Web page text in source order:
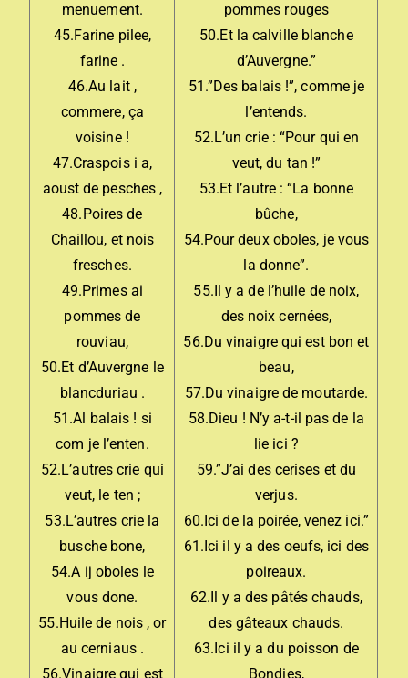
menuement.
45.Farine pilee,
farine .
46.Au lait ,
commere, ça
voisine !
47.Craspois i a,
aoust de pesches ,
48.Poires de
Chaillou, et nois
fresches.
49.Primes ai
pommes de
rouviau,
50.Et d’Auvergne le
blancduriau .
51.Al balais ! si
com je l’enten.
52.L’autres crie qui
veut, le ten ;
53.L’autres crie la
busche bone,
54.A ij oboles le
vous done.
55.Huile de nois , or
au cerniaus .
56.Vinaigre qui est
pommes rouges
50.Et la calville blanche
d’Auvergne.”
51.”Des balais !”, comme je
l’entends.
52.L’un crie : “Pour qui en
veut, du tan !”
53.Et l’autre : “La bonne
bûche,
54.Pour deux oboles, je vous
la donne”.
55.Il y a de l’huile de noix,
des noix cernées,
56.Du vinaigre qui est bon et
beau,
57.Du vinaigre de moutarde.
58.Dieu ! N’y a-t-il pas de la
lie ici ?
59.”J’ai des cerises et du
verjus.
60.Ici de la poirée, venez ici.”
61.Ici il y a des oeufs, ici des
poireaux.
62.Il y a des pâtés chauds,
des gâteaux chauds.
63.Ici il y a du poisson de
Bondies,